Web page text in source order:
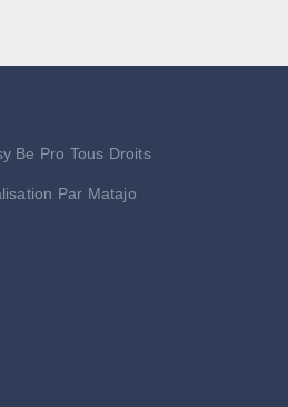
Be Pro Tous Droits
Par Matajo